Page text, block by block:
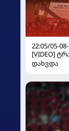
22:05/05-
[VIDEO]
დახვდა